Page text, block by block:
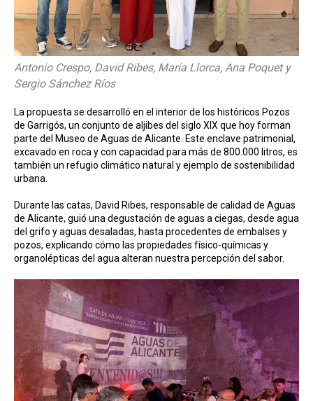
Antonio Crespo, David Ribes, María Llorca, Ana Poquet y
Sergio Sánchez Ríos
La propuesta se desarrolló en el interior de los históricos Pozos
de Garrigós, un conjunto de aljibes del siglo XIX que hoy forman
parte del Museo de Aguas de Alicante. Este enclave patrimonial,
excavado en roca y con capacidad para más de 800.000 litros, es
también un refugio climático natural y ejemplo de sostenibilidad
urbana.
Durante las catas, David Ribes, responsable de calidad de Aguas
de Alicante, guió una degustación de aguas a ciegas, desde agua
del grifo y aguas desaladas, hasta procedentes de embalses y
pozos, explicando cómo las propiedades físico-químicas y
organolépticas del agua alteran nuestra percepción del sabor.